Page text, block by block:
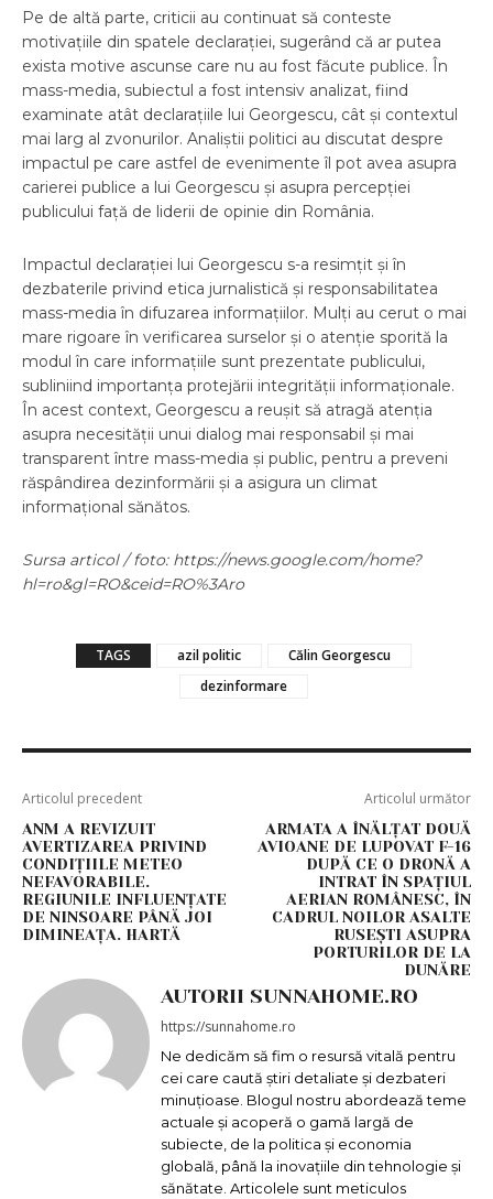
Pe de altă parte, criticii au continuat să conteste
motivațiile din spatele declarației, sugerând că ar putea
exista motive ascunse care nu au fost făcute publice. În
mass-media, subiectul a fost intensiv analizat, fiind
examinate atât declarațiile lui Georgescu, cât și contextul
mai larg al zvonurilor. Analiștii politici au discutat despre
impactul pe care astfel de evenimente îl pot avea asupra
carierei publice a lui Georgescu și asupra percepției
publicului față de liderii de opinie din România.
Impactul declarației lui Georgescu s-a resimțit și în
dezbaterile privind etica jurnalistică și responsabilitatea
mass-media în difuzarea informațiilor. Mulți au cerut o mai
mare rigoare în verificarea surselor și o atenție sporită la
modul în care informațiile sunt prezentate publicului,
subliniind importanța protejării integrității informaționale.
În acest context, Georgescu a reușit să atragă atenția
asupra necesității unui dialog mai responsabil și mai
transparent între mass-media și public, pentru a preveni
răspândirea dezinformării și a asigura un climat
informațional sănătos.
Sursa articol / foto: https://news.google.com/home?
hl=ro&gl=RO&ceid=RO%3Aro
TAGS azil politic
Călin Georgescu
dezinformare
Articolul precedent
ANM A REVIZUIT
AVERTIZAREA PRIVIND
CONDIȚIILE METEO
NEFAVORABILE.
REGIUNILE INFLUENȚATE
DE NINSOARE PÂNĂ JOI
DIMINEAȚA. HARTĂ
Articolul următor
ARMATA A ÎNĂLȚAT DOUĂ
AVIOANE DE LUPOVAT F-16
DUPĂ CE O DRONĂ A
INTRAT ÎN SPAȚIUL
AERIAN ROMÂNESC, ÎN
CADRUL NOILOR ASALTE
RUSEȘTI ASUPRA
PORTURILOR DE LA
DUNĂRE
AUTORII SUNNAHOME.RO
https://sunnahome.ro
Ne dedicăm să fim o resursă vitală pentru
cei care caută știri detaliate și dezbateri
minuțioase. Blogul nostru abordează teme
actuale și acoperă o gamă largă de
subiecte, de la politica și economia
globală, până la inovațiile din tehnologie și
sănătate. Articolele sunt meticulos